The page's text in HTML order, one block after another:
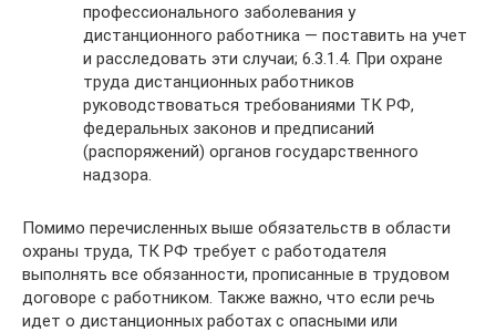
профессионального заболевания у
дистанционного работника — поставить на учет
и расследовать эти случаи; 6.3.1.4. При охране
труда дистанционных работников
руководствоваться требованиями ТК РФ,
федеральных законов и предписаний
(распоряжений) органов государственного
надзора.
Помимо перечисленных выше обязательств в области
охраны труда, ТК РФ требует с работодателя
выполнять все обязанности, прописанные в трудовом
договоре с работником. Также важно, что если речь
идет о дистанционных работах с опасными или